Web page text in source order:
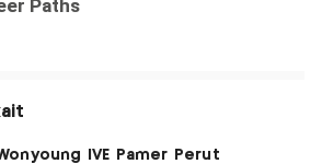
IVE Pamer Perut